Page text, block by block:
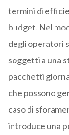
termini di
budget. Nel
degli operatori
soggetti a una
pacchetti
che possono
caso di
introduce una